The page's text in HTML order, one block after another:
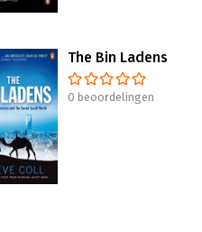
The Bin Ladens
0 beoordelingen